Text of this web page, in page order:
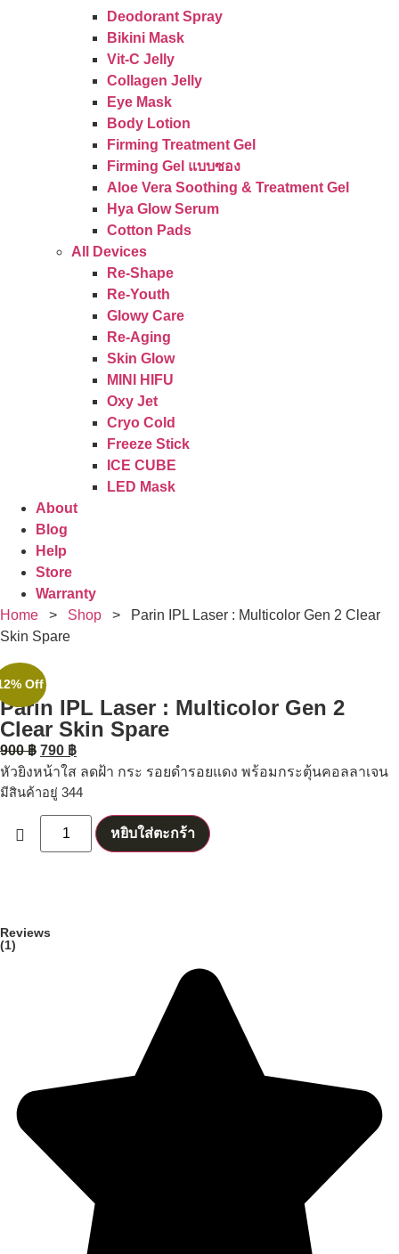
Deodorant Spray
Bikini Mask
Vit-C Jelly
Collagen Jelly
Eye Mask
Body Lotion
Firming Treatment Gel
Firming Gel แบบซอง
Aloe Vera Soothing & Treatment Gel
Hya Glow Serum
Cotton Pads
All Devices
Re-Shape
Re-Youth
Glowy Care
Re-Aging
Skin Glow
MINI HIFU
Oxy Jet
Cryo Cold
Freeze Stick
ICE CUBE
LED Mask
About
Blog
Help
Store
Warranty
Home > Shop >
Parin IPL Laser : Multicolor Gen 2 Clear
Skin Spare
Off
Parin IPL Laser : Multicolor Gen 2
Clear Skin Spare
900฿ 790 ฿
หัวยิงหน้าใส ลดฝ้า กระ รอยดำรอยแดง พร้อมกระตุ้นคอลลาเจน
มีสินค้าอยู่ 344
หยิบใส่ตะกร้า
Reviews
(1)